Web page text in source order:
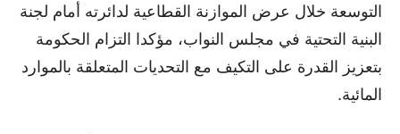
التوسعة خلال عرض الموازنة القطاعية لدائرته أمام لجنة
البنية التحتية في مجلس النواب، مؤكدا التزام الحكومة
بتعزيز القدرة على التكيف مع التحديات المتعلقة بالموارد
المائية.